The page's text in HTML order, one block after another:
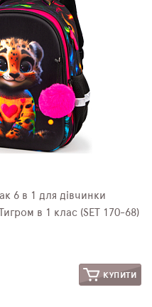
6 в 1 для дівчинки
в 1 клас (SET 170-68)
КУПИТИ